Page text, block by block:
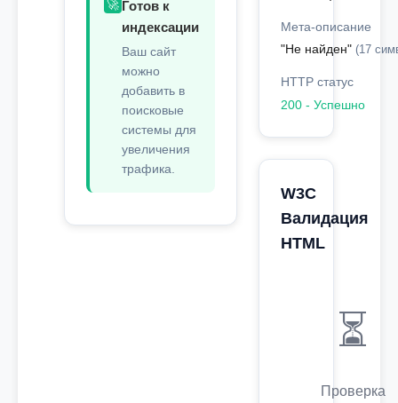
🚀 Готов к
индексации
Ваш сайт
можно
добавить в
поисковые
системы для
увеличения
трафика.
Мета-описание
"Не найден" (17
HTTP статус
200 - Успешно
W3C
Валидация
HTML
⏳
Проверка